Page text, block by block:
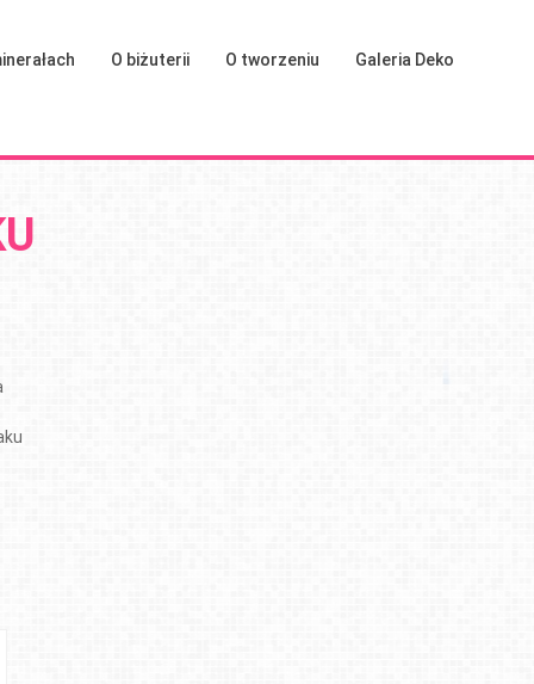
O biżuterii O tworzeniu Galeria Deko